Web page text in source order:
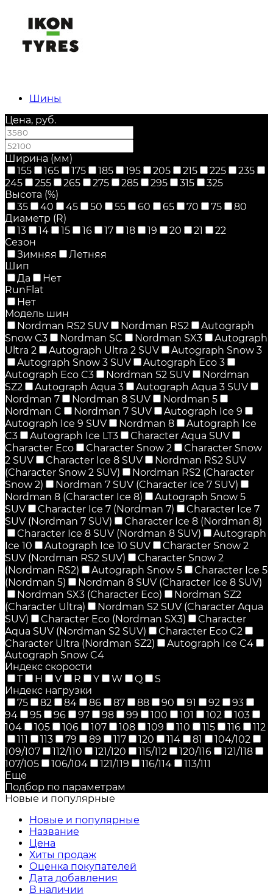
Шины
Цена, руб.
Ширина (мм)
155
165 175 185 195 205 215 225
235
245
255 265 275 285 295 315
325
Высота (%)
35
40 45 50 55 60 65 70 75
80
Диаметр (R)
13
14 15 16 17 18 19 20 21
22
Сезон
Зимняя
Летняя
Шип
Да
Нет
RunFlat
Нет
Модель шин
Nordman RS2 SUV
Nordman RS2
Autograph
Snow C3
Nordman SC Nordman SX3
Autograph
Ultra 2
Autograph Ultra 2 SUV
Autograph Snow 3
Autograph Snow 3 SUV
Autograph Eco 3
Autograph Eco C3
Nordman S2 SUV
Nordman
SZ2
Autograph Aqua 3
Autograph Aqua 3 SUV
Nordman 7
Nordman 8 SUV
Nordman 5
Nordman C
Nordman 7 SUV
Autograph Ice 9
Autograph Ice 9 SUV
Nordman 8
Autograph Ice
C3
Autograph Ice LT3
Character Aqua SUV
Character Eco
Character Snow 2
Character Snow
2 SUV
Character Ice 8 SUV
Nordman RS2 SUV
(Character Snow 2 SUV)
Nordman RS2 (Character
Snow 2)
Nordman 7 SUV (Character Ice 7 SUV)
Nordman 8 (Character Ice 8)
Autograph Snow 5
SUV
Character Ice 7 (Nordman 7)
Character Ice 7
SUV (Nordman 7 SUV)
Character Ice 8 (Nordman 8)
Character Ice 8 SUV (Nordman 8 SUV)
Autograph
Ice 10
Autograph Ice 10 SUV
Character Snow 2
SUV (Nordman RS2 SUV)
Character Snow 2
(Nordman RS2)
Autograph Snow 5
Character Ice 5
(Nordman 5)
Nordman 8 SUV (Character Ice 8 SUV)
Nordman SX3 (Character Eco)
Nordman SZ2
(Character Ultra)
Nordman S2 SUV (Character Aqua
SUV)
Character Eco (Nordman SX3)
Character
Aqua SUV (Nordman S2 SUV)
Character Eco C2
Character Ultra (Nordman SZ2)
Autograph Ice C4
Autograph Snow C4
Индекс скорости
T
H V R Y W Q
S
Индекс нагрузки
75
82 84 86 87 88 90 91 92
93
94
95 96 97 98 99 100 101 102
103
104
105 106 107 108 109 110 115 116
112
111
113 79 89 117 120 114 81
104/102
109/107
112/110 121/120 115/112 120/116
121/118
107/105
106/104 121/119 116/114
113/111
Еще
Подбор по параметрам
Новые и популярные
Новые и популярные
Название
Цена
Хиты продаж
Оценка покупателей
Дата добавления
В наличии